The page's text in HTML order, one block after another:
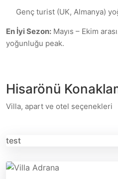
Genç turist (UK, Almanya)
En İyi Sezon: Mayıs – Ekim
yoğunluğu peak.
Hisarönü
Villa, apart ve otel seçenekleri
test